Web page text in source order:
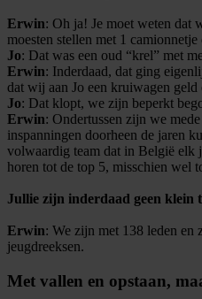
Erwin: Oh ja! Je moet weten dat
moesten stellen met 1
Jo: Dat was een oud “krel” met
Erwin: Inderdaad, dat ging
dat wij aan Jo een kruiwagen
Jo: Dat klopt, we zijn beperkt
Erwin: Ondertussen zijn we
inspanningen doorheen de jaren
volwaardig team dat in België elk
horen tot de top 5, misschien wel
Jullie zijn inderdaad geen klein
Erwin: We zijn met 138 leden
jeugdreeksen.
Met vallen en opstaan,